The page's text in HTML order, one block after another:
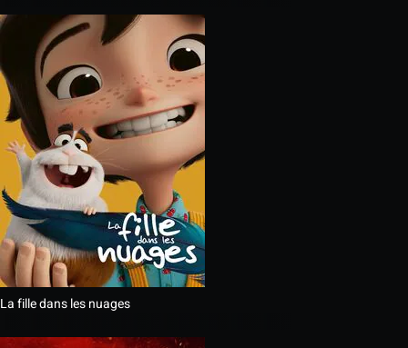
La fille dans les nuages